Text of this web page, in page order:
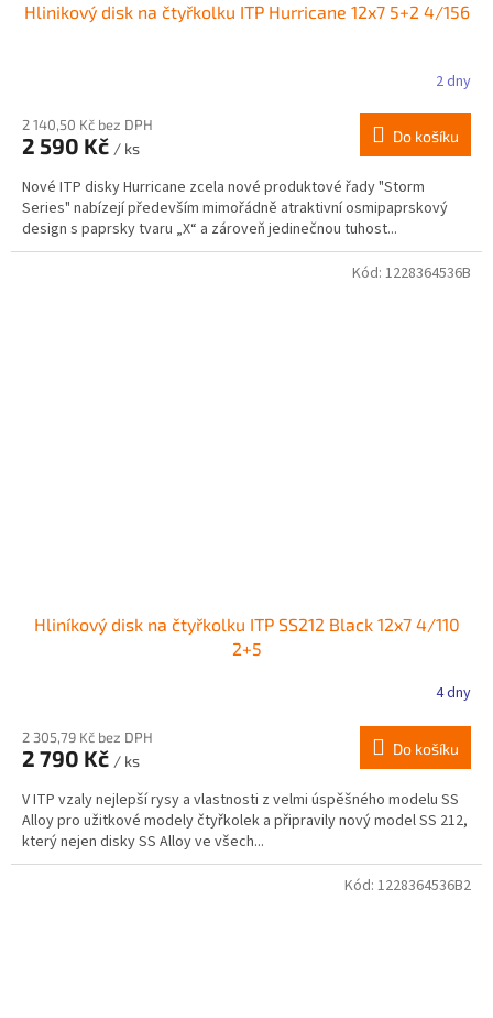
Hlinikový disk na čtyřkolku ITP Hurricane 12x7 5+2 4/156
2 dny
2 140,50 Kč bez DPH
2 590 Kč / ks
Do košíku
Nové ITP disky Hurricane zcela nové produktové řady "Storm
Series" nabízejí především mimořádně atraktivní osmipaprskový
design s paprsky tvaru „X“ a zároveň jedinečnou tuhost...
Hliníkový disk na čtyřkolku ITP SS212 Black 12x7 4/110
2+5
4 dny
2 305,79 Kč bez DPH
2 790 Kč / ks
Do košíku
V ITP vzaly nejlepší rysy a vlastnosti z velmi úspěšného modelu SS
Alloy pro užitkové modely čtyřkolek a připravily nový model SS 212,
který nejen disky SS Alloy ve všech...
Kód: 1228364536B
Kód: 1228364536B2